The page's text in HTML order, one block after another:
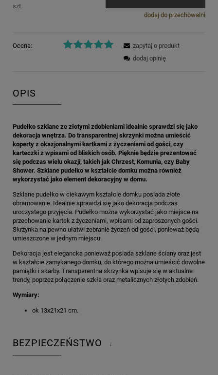
szt.
dodaj do przechowalni
Ocena:
zapytaj o produkt
dodaj opinię
OPIS
Pudełko szklane ze złotymi zdobieniami idealnie sprawdzi się jako
dekoracja wnętrza. Do transparentnej skrzynki można umieścić
koperty z okazjonalnymi kartkami z życzeniami od gości, czy
karteczki z wpisami od bliskich osób. Pięknie będzie prezentować
się podczas wielu okazji, takich jak Chrzest, Komunia, czy Baby
Shower. Szklane pudełko w kształcie domku można również
wykorzystać jako element dekoracyjny w domu.
Szklane pudełko w ciekawym kształcie domku posiada złote
obramowanie. Idealnie sprawdzi się jako dekoracja podczas
uroczystego przyjęcia. Pudełko można wykorzystać jako miejsce na
przechowanie kartek z życzeniami, wpisami od zaproszonych gości.
Skrzynka na pewno ułatwi zebranie życzeń od gości, ponieważ będą
umieszczone w jednym miejscu.
Dekoracja jest elegancka ponieważ posiada szklane ściany oraz jest
w kształcie zamykanego domku, do którego można umieścić dowolne
pamiątki i skarby. Transparentna skrzynka wpisuje się w aktualne
trendy, poprzez połączenie szkła oraz metalicznych złotych zdobień.
Wymiary:
ok 13x21x21 cm.
BEZPIECZEŃSTWO ↓